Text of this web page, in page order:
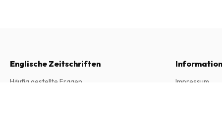
Englische Zeitschriften
Häufig gestellte Fragen
Impressum